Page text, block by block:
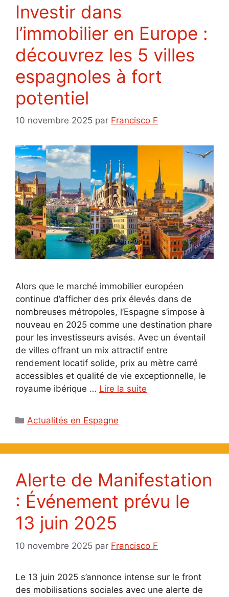
Investir dans
l’immobilier en Europe :
découvrez les 5 villes
espagnoles à fort
potentiel
10 novembre 2025 par Francisco F
Alors que le marché immobilier européen
continue d’afficher des prix élevés dans de
nombreuses métropoles, l’Espagne s’impose à
nouveau en 2025 comme une destination phare
pour les investisseurs avisés. Avec un éventail
de villes offrant un mix attractif entre
rendement locatif solide, prix au mètre carré
accessibles et qualité de vie exceptionnelle, le
royaume ibérique … Lire la suite
Catégories
Actualités en Espagne
Alerte de Manifestation
: Événement prévu le
13 juin 2025
10 novembre 2025 par Francisco F
Le 13 juin 2025 s’annonce intense sur le front
des mobilisations sociales avec une alerte de